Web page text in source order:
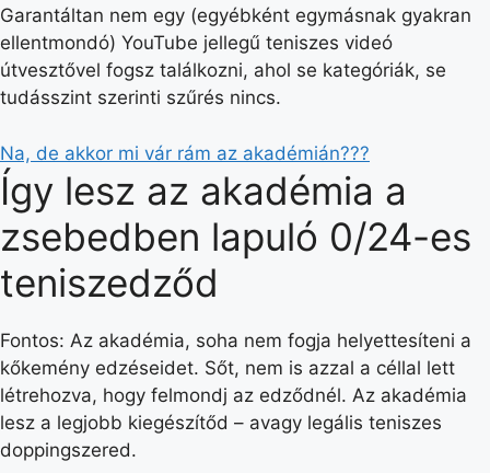
Garantáltan nem egy (egyébként egymásnak gyakran
ellentmondó) YouTube jellegű teniszes videó
útvesztővel fogsz találkozni, ahol se kategóriák, se
tudásszint szerinti szűrés nincs.
Na, de akkor mi vár rám az akadémián???
Így lesz az akadémia a
zsebedben lapuló 0/24-es
teniszedződ
Fontos: Az akadémia, soha nem fogja helyettesíteni a
kőkemény edzéseidet. Sőt, nem is azzal a céllal lett
létrehozva, hogy felmondj az edződnél. Az akadémia
lesz a legjobb kiegészítőd – avagy legális teniszes
doppingszered.